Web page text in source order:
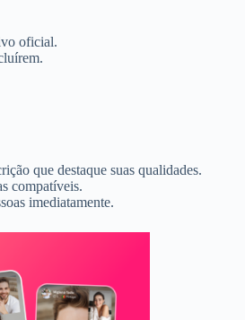
oficial.
que destaque suas qualidades.
compatíveis.
imediatamente.